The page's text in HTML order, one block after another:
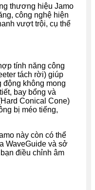
thương hiệu Jamo
công nghệ hiện
vượt trội, cụ thể
tính năng công
tách rời) giúp
động không mong
bay bổng và
Conical Cone)
bị méo tiếng,
này còn có thể
WaveGuide và sở
điều chỉnh âm